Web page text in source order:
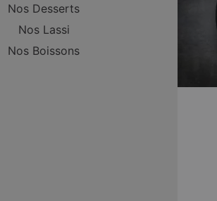
Nos Desserts
Nos Lassi
Nos Boissons